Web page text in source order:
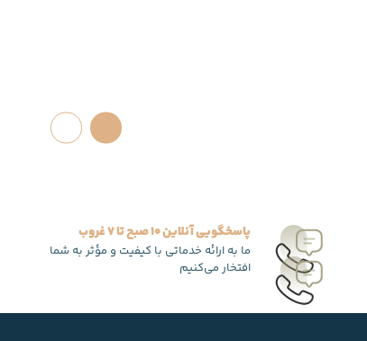
پاسخگویی آنلاین 10 صبح تا 7 غروب
ما به ارائه خدماتی با کیفیت و مؤثر به شما
افتخار می‌کنیم